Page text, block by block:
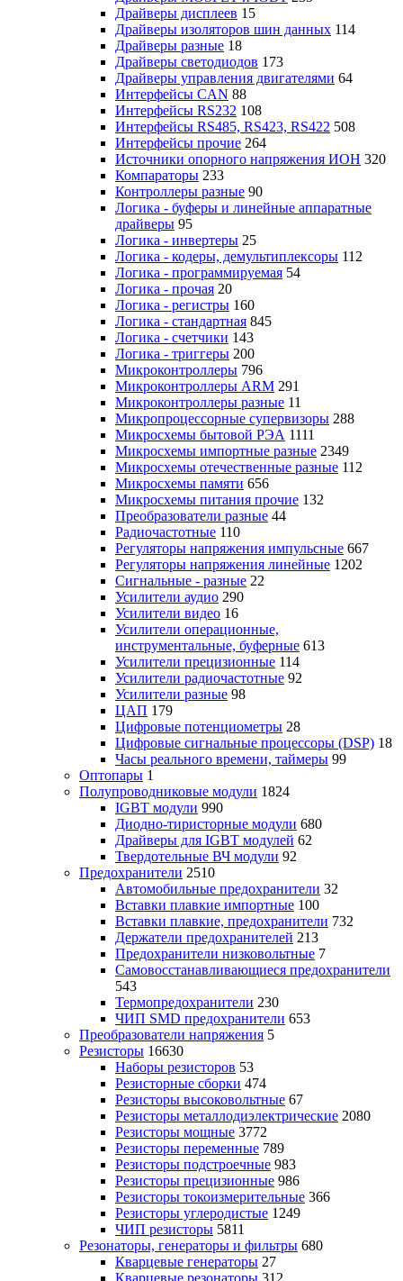
Драйверы дисплеев 15
Драйверы изоляторов шин данных 114
Драйверы разные 18
Драйверы светодиодов 173
Драйверы управления двигателями 64
Интерфейсы CAN 88
Интерфейсы RS232 108
Интерфейсы RS485, RS423, RS422 508
Интерфейсы прочие 264
Источники опорного напряжения ИОН 320
Компараторы 233
Контроллеры разные 90
Логика - буферы и линейные аппаратные
драйверы 95
Логика - инвертеры 25
Логика - кодеры, демультиплексоры 112
Логика - программируемая 54
Логика - прочая 20
Логика - регистры 160
Логика - стандартная 845
Логика - счетчики 143
Логика - триггеры 200
Микроконтроллеры 796
Микроконтроллеры ARM 291
Микроконтроллеры разные 11
Микропроцессорные супервизоры 288
Микросхемы бытовой РЭА 1111
Микросхемы импортные разные 2349
Микросхемы отечественные разные 112
Микросхемы памяти 656
Микросхемы питания прочие 132
Преобразователи разные 44
Радиочастотные 110
Регуляторы напряжения импульсные 667
Регуляторы напряжения линейные 1202
Сигнальные - разные 22
Усилители аудио 290
Усилители видео 16
Усилители операционные,
инструментальные, буферные 613
Усилители прецизионные 114
Усилители радиочастотные 92
Усилители разные 98
ЦАП 179
Цифровые потенциометры 28
Цифровые сигнальные процессоры (DSP) 18
Часы реального времени, таймеры 99
Оптопары 1
Полупроводниковые модули 1824
IGBT модули 990
Диодно-тиристорные модули 680
Драйверы для IGBT модулей 62
Твердотельные ВЧ модули 92
Предохранители 2510
Автомобильные предохранители 32
Вставки плавкие импортные 100
Вставки плавкие, предохранители 732
Держатели предохранителей 213
Предохранители низковольтные 7
Самовосстанавливающиеся предохранители
543
Термопредохранители 230
ЧИП SMD предохранители 653
Преобразователи напряжения 5
Резисторы 16630
Наборы резисторов 53
Резисторные сборки 474
Резисторы высоковольтные 67
Резисторы металлодиэлектрические 2080
Резисторы мощные 3772
Резисторы переменные 789
Резисторы подстроечные 983
Резисторы прецизионные 986
Резисторы токоизмерительные 366
Резисторы углеродистые 1249
ЧИП резисторы 5811
Резонаторы, генераторы и фильтры 680
Кварцевые генераторы 27
Кварцевые резонаторы 312